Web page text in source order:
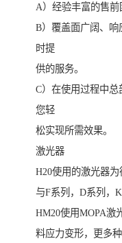
A）经验丰富的售前
B）覆盖面广阔、
时提
供的服务。
C）在使用过程中
您轻
松实现所需效果。
激光器
H20使用的激光器为
与F系列，D系列，
HM20使用MOPA激
料应力变形，更多